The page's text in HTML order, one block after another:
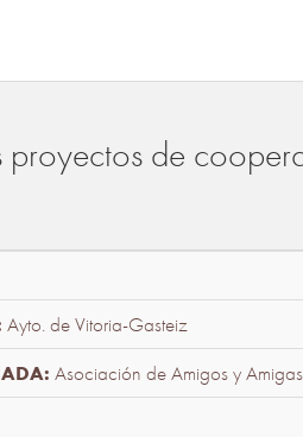
de
Ayto. de Vitoria-Gasteiz
Asociación de Amigos y